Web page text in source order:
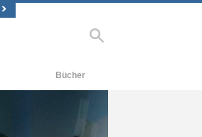
Bücher